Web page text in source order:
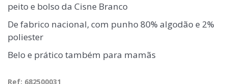
peito e bolso da Cisne Branco
De fabrico nacional, com punho 80% algodão e 2%
poliester
Belo e prático também para mamãs
Ref: 682500031